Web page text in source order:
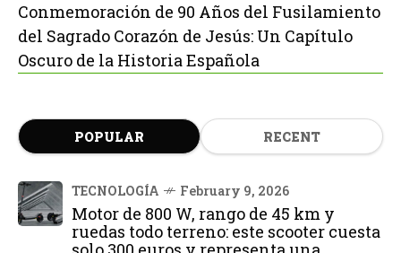
Conmemoración de 90 Años del Fusilamiento
del Sagrado Corazón de Jesús: Un Capítulo
Oscuro de la Historia Española
POPULAR RECENT
TECNOLOGÍA February 9, 2026
Motor de 800 W, rango de 45 km y
ruedas todo terreno: este scooter cuesta